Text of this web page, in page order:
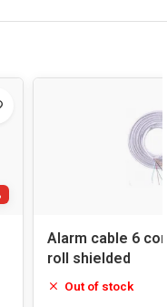
Alarm cable 6
roll shielded
Out of stock